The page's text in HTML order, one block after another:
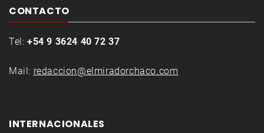
CONTACTO
Tel: +54 9 3624 40 72 37
Mail: redaccion@elmiradorchaco.com
INTERNACIONALES